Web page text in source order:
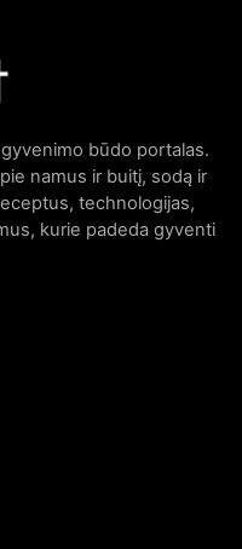
būdo portalas.
namus ir buitį, sodą ir
technologijas,
kurie padeda gyventi